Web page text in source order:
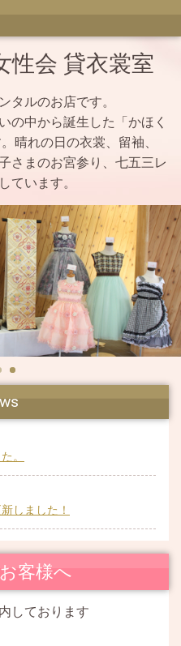
性会 貸衣裳室
タルのお店です。
の中から誕生した「かほく
晴れの日の衣裳、留袖、
さまのお宮参り、七五三レ
ています。
。
しました！
ました。
客様へ
しております